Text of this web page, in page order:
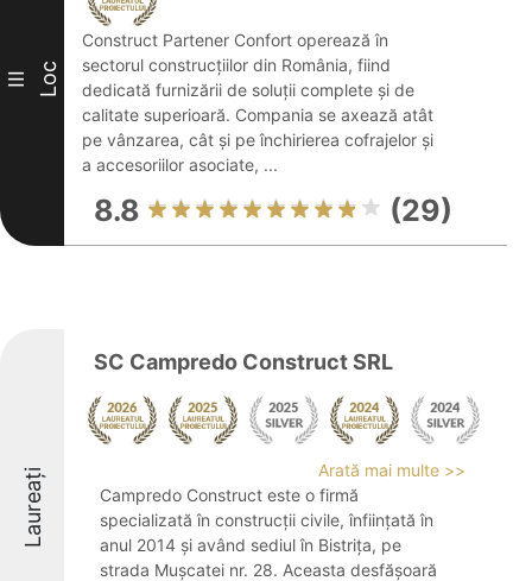
III Loc
Construct Partener Confort operează în
sectorul construcțiilor din România, fiind
dedicată furnizării de soluții complete și de
calitate superioară. Compania se axează atât
pe vânzarea, cât și pe închirierea cofrajelor și
a accesoriilor asociate, ...
8.8 (29)
Laureați
SC Campredo Construct SRL
Arată mai multe >>
Campredo Construct este o firmă
specializată în construcții civile, înființată în
anul 2014 și având sediul în Bistrița, pe
strada Mușcatei nr. 28. Aceasta desfășoară